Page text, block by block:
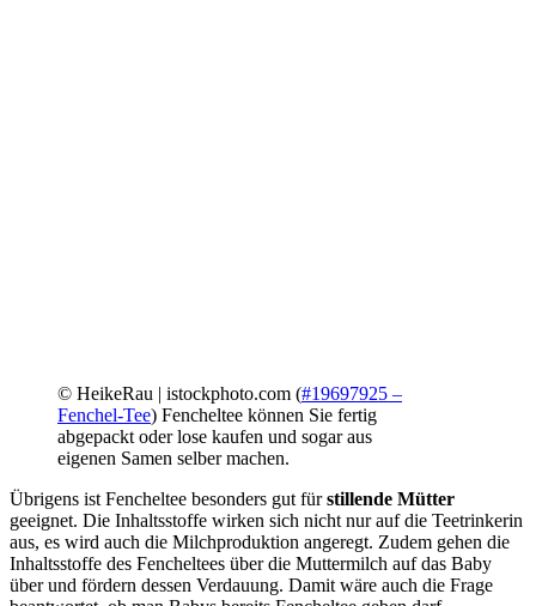
© HeikeRau | istockphoto.com (#19697925 –
Fenchel-Tee) Fencheltee können Sie fertig
abgepackt oder lose kaufen und sogar aus
eigenen Samen selber machen.
Übrigens ist Fencheltee besonders gut fürstillende Mütter
geeignet. Die Inhaltsstoffe wirken sich nicht nur auf die Teetrinkerin
aus, es wird auch die Milchproduktion angeregt. Zudem gehen die
Inhaltsstoffe des Fencheltees über die Muttermilch auf das Baby
über und fördern dessen Verdauung. Damit wäre auch die Frage